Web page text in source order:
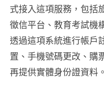
式接入這項服務，包括
徵信平台、教育考試機
透過這項系統進行帳戶
置、手機號碼更改、購
再提供實體身份證資料。